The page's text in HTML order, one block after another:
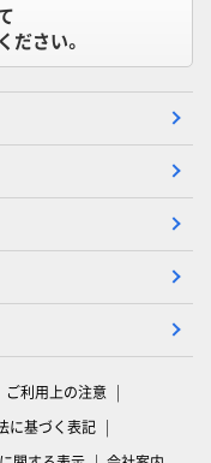
ださい。
ご利用上の注意
に基づく表記